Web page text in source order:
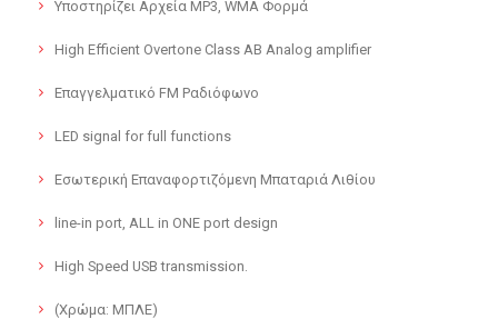
Υποστηρίζει Αρχεία MP3, WMA Φορμά
High Efficient Overtone Class AB Analog amplifier
Επαγγελματικό FM Ραδιόφωνο
LED signal for full functions
Εσωτερική Επαναφορτιζόμενη Μπαταριά Λιθίου
line-in port, ALL in ONE port design
High Speed USB transmission.
(Χρώμα: ΜΠΛΕ)